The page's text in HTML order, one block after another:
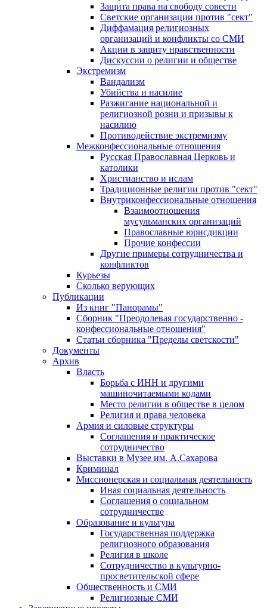
Защита права на свободу совести
Светские организации против "сект"
Диффамация религиозных
организаций и конфликты со СМИ
Акции в защиту нравственности
Дискуссии о религии и обществе
Экстремизм
Вандализм
Убийства и насилие
Разжигание национальной и
религиозной розни и призывы к
насилию
Противодействие экстремизму
Межконфессиональные отношения
Русская Православная Церковь и
католики
Христианство и ислам
Традиционные религии против "сект"
Внутриконфессиональные отношения
Взаимоотношения
мусульманских организаций
Православные юрисдикции
Прочие конфессии
Другие примеры сотрудничества и
конфликтов
Курьезы
Сколько верующих
Публикации
Из книг "Панорамы"
Сборник "Преодолевая государственно -
конфессиональные отношения"
Статьи сборника "Пределы светскости"
Документы
Архив
Власть
Борьба с ИНН и другими
машиночитаемыми кодами
Место религии в обществе в целом
Религия и права человека
Армия и силовые структуры
Соглашения и практическое
сотрудничество
Выставки в Музее им. А.Сахарова
Криминал
Миссионерская и социальная деятельность
Иная социальная деятельность
Соглашения о социальном
сотрудничестве
Образование и культура
Государственная поддержка
религиозного образования
Религия в школе
Сотрудничество в культурно-
просветительской сфере
Общественность и СМИ
Религиозные СМИ